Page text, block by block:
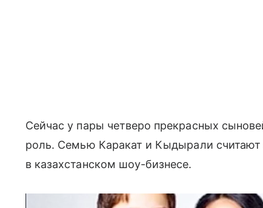
Сейчас у пары четверо прекрасных
роль. Семью Каракат и Кыдырали
в казахстанском шоу-бизнесе.